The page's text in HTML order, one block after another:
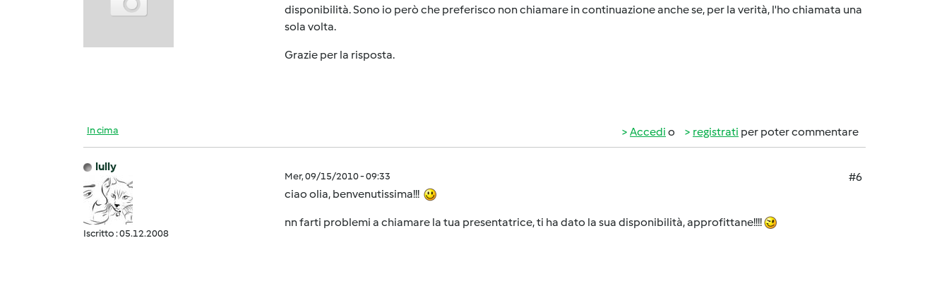
disponibilità. Sono io però che preferisco non chiamare in continuazione anche se, per la verità, l'ho chiamata una
sola volta.
Grazie per la risposta.
In cima Accedi o registrati per poter commentare
lully
Iscritto : 05.12.2008
Mer, 09/15/2010 - 09:33
#6
ciao olia, benvenutissima!!!
nn farti problemi a chiamare la tua presentatrice, ti ha dato la sua disponibilità, approfittane!!!!